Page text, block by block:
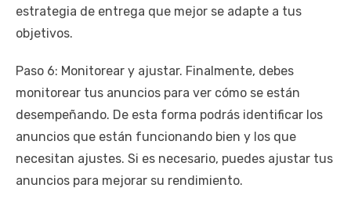
estrategia de entrega que mejor se adapte a tus
objetivos.
Paso 6: Monitorear y ajustar. Finalmente, debes
monitorear tus anuncios para ver cómo se están
desempeñando. De esta forma podrás identificar los
anuncios que están funcionando bien y los que
necesitan ajustes. Si es necesario, puedes ajustar tus
anuncios para mejorar su rendimiento.